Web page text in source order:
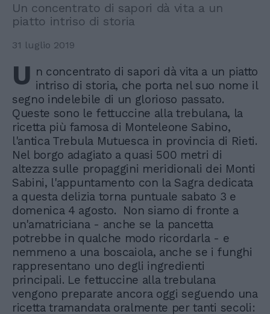
Un concentrato di sapori dà vita a un
piatto intriso di storia
31 luglio 2019
U n concentrato di sapori dà vita a un piatto
intriso di storia, che porta nel suo nome il
segno indelebile di un glorioso passato.
Queste sono le fettuccine alla trebulana, la
ricetta più famosa di Monteleone Sabino,
l'antica Trebula Mutuesca in provincia di Rieti.
Nel borgo adagiato a quasi 500 metri di
altezza sulle propaggini meridionali dei Monti
Sabini, l'appuntamento con la Sagra dedicata
a questa delizia torna puntuale sabato 3 e
domenica 4 agosto. Non siamo di fronte a
un'amatriciana - anche se la pancetta
potrebbe in qualche modo ricordarla - e
nemmeno a una boscaiola, anche se i funghi
rappresentano uno degli ingredienti
principali. Le fettuccine alla trebulana
vengono preparate ancora oggi seguendo una
ricetta tramandata oralmente per tanti secoli: